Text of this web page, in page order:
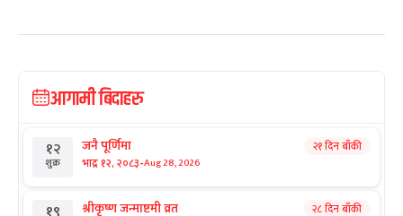
आगामी बिदाहरु
१२
शुक्र
जनै पूर्णिमा
भाद्र १२, २०८३-Aug 28, 2026
२१ दिन बाँकी
श्रीकृष्ण जन्माष्टमी व्रत २८ दिन बाँकी